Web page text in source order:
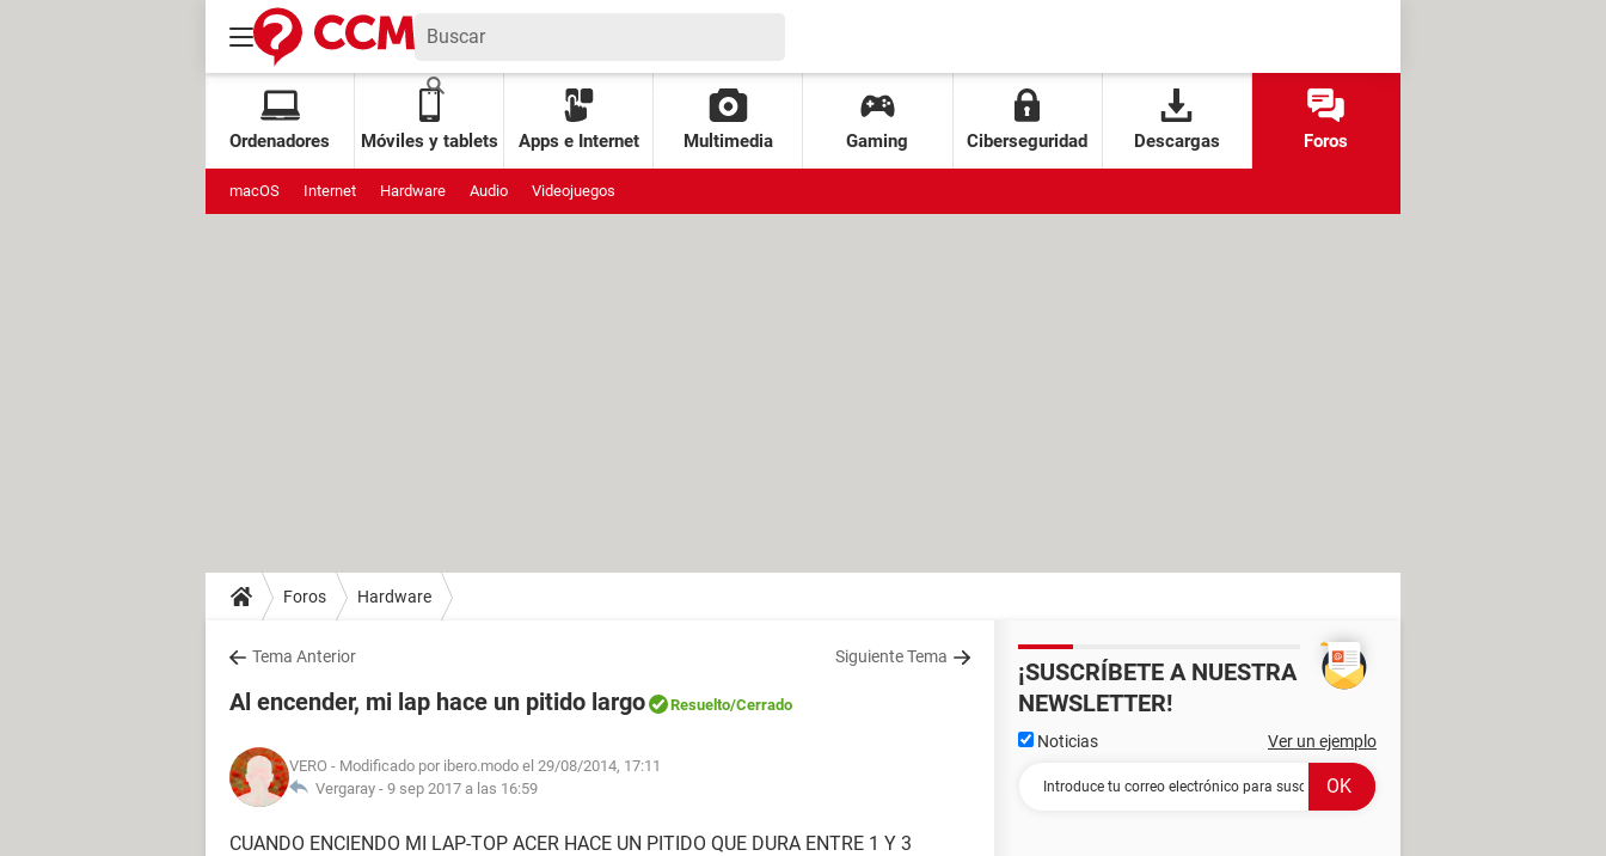
Ordenadores Móviles y tablets Apps e Internet Multimedia Gaming Ciberseguridad Descargas Foros
macOS Internet Hardware Audio Videojuegos
Foros Hardware
Tema Anterior Siguiente Tema
Al encender, mi lap hace un pitido largo Resuelto/Cerrado
VERO - Modificado por ibero.modo el 29/08/2014, 17:11
Vergaray - 9 sep 2017 a las 16:59
CUANDO ENCIENDO MI LAP-TOP ACER HACE UN PITIDO QUE DURA ENTRE 1 Y 3
¡SUSCRÍBETE A NUESTRA
NEWSLETTER!
Noticias Ver un ejemplo